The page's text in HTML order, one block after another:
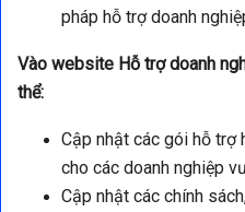
pháp hỗ trợ doanh
Vào website Hỗ trợ doanh
thể:
Cập nhật các gói hỗ trợ
cho các doanh nghiệp
Cập nhật các chính